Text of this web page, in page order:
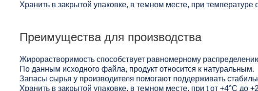
Хранить в закрытой упаковке, в темном месте, при
Преимущества для производства
Жирорастворимость способствует равномерному
По данным исходного файла, продукт относится к натуральным.
Запасы сырья у производителя помогают поддерживать
Хранить в закрытой упаковке, в темном месте, при t от +4°С до